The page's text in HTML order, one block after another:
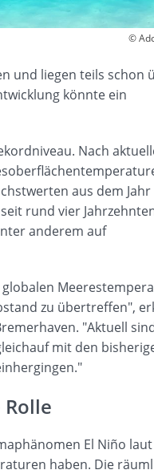
©
und liegen teils schon
könnte ein
Nach
aus dem Jahr
rund vier
anderem auf
zu übertreffen",
"Aktuell
mit den
El Niño laut
haben. Die